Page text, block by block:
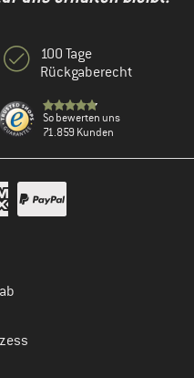
100 Tage
Rückgaberecht
So bewerten uns
71.859 Kunden